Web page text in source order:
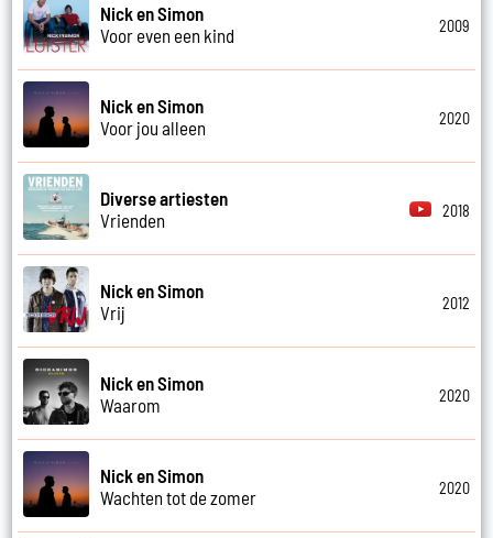
Nick en Simon
Voor even een kind
2009
Nick en Simon
Voor jou alleen
2020
Diverse artiesten
Vrienden
2018
Nick en Simon
Vrij
2012
Nick en Simon
Waarom
2020
Nick en Simon
Wachten tot de zomer
2020